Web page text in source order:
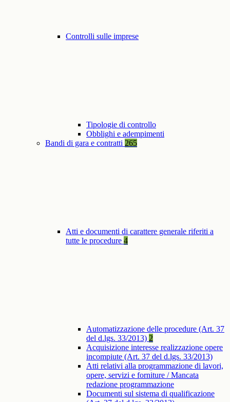
Controlli sulle imprese
Tipologie di controllo
Obblighi e adempimenti
Bandi di gara e contratti 265
Atti e documenti di carattere generale riferiti a
tutte le procedure 4
Automatizzazione delle procedure (Art. 37
del d.lgs. 33/2013) 2
Acquisizione interesse realizzazione opere
incompiute (Art. 37 del d.lgs. 33/2013)
Atti relativi alla programmazione di lavori,
opere, servizi e forniture / Mancata
redazione programmazione
Documenti sul sistema di qualificazione